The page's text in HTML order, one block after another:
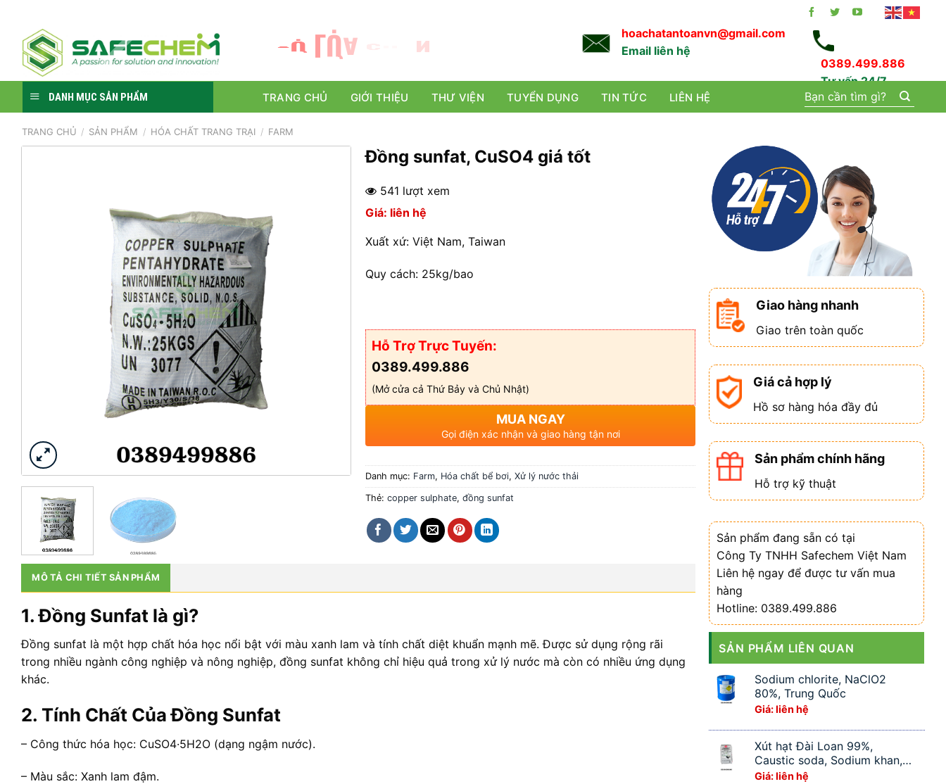
content
SỰ LỰA N
hoachatantoanvn@gmail.com
Email liên hệ
0389.499.886
Tư vấn 24/7
DANH MỤC SẢN PHẨM TRANG CHỦ GIỚI THIỆU THƯ VIỆN TUYỂN DỤNG TIN TỨC LIÊN HỆ
Tìm
kiếm:
TRANG CHỦ / SẢN PHẨM / HÓA CHẤT TRANG TRẠI / FARM
Đồng sunfat, CuSO4 giá tốt
541 lượt xem
Giá: liên hệ
Xuất xứ: Việt Nam, Taiwan
Quy cách: 25kg/bao
Hỗ Trợ Trực Tuyến:
0389.499.886
(Mở cửa cả Thứ Bảy và Chủ Nhật)
MUA NGAY
Gọi điện xác nhận và giao hàng tận nơi
Danh mục: Farm, Hóa chất bể bơi, Xử lý nước thải
Thẻ: copper sulphate, đồng sunfat
MÔ TẢ CHI TIẾT SẢN PHẨM
1. Đồng Sunfat là gì?
Đồng sunfat là một hợp chất hóa học nổi bật với màu xanh lam và tính chất diệt khuẩn mạnh mẽ. Được sử dụng rộng rãi
trong nhiều ngành công nghiệp và nông nghiệp, đồng sunfat không chỉ hiệu quả trong xử lý nước mà còn có nhiều ứng dụng
khác.
2. Tính Chất Của Đồng Sunfat
– Công thức hóa học: CuSO4·5H2O (dạng ngậm nước).
– Màu sắc: Xanh lam đậm.
Giao hàng nhanh
Giao trên toàn quốc
Giá cả hợp lý
Hồ sơ hàng hóa đầy đủ
Sản phẩm chính hãng
Hỗ trợ kỹ thuật
Sản phẩm đang sẵn có tại
Công Ty TNHH Safechem Việt Nam
Liên hệ ngay để được tư vấn mua
hàng
Hotline: 0389.499.886
SẢN PHẨM LIÊN QUAN
Sodium chlorite, NaClO2
80%, Trung Quốc
Giá: liên hệ
Xút hạt Đài Loan 99%,
Caustic soda, Sodium khan,
NaOH
Giá: liên hệ